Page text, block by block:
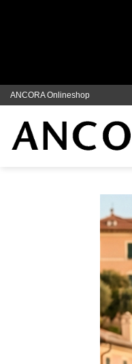
Zum
springen
ANCORA Onlineshop